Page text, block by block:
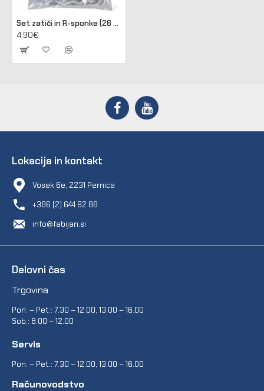
Set zatiči in R-sponke (26 kos)
4.90€
Lokacija in kontakt
Vosek 6e, 2231 Pernica
+386 (2) 644 92 88
info@fabijan.si
Delovni čas
Trgovina
Pon. – Pet.: 7.30 – 12.00, 13.00 – 16.00
Sob.: 8.00 – 12.00
Servis
Pon. – Pet.: 7.30 – 12.00, 13.00 – 16.00
Računovodstvo